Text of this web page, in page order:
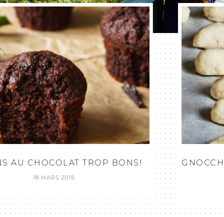
GNOCCHIS MAISON (AVEC DE LA PURÉE